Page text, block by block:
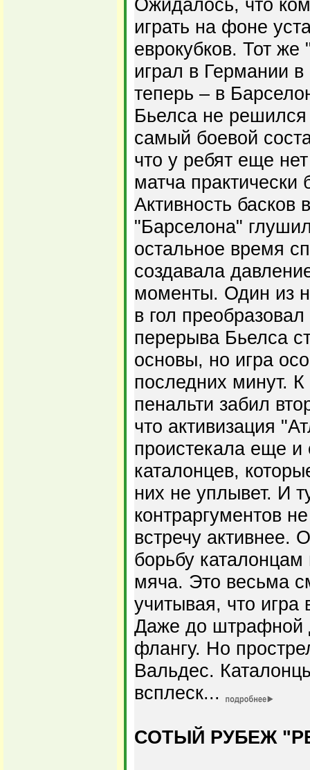
Ожидалось, что
играть на фоне
еврокубков. Тот же
играл в Германии в
теперь – в
Бьелса не решился
самый боевой
что у ребят еще
матча
Активность басков
"Барселона"
остальное время
создавала
моменты. Один из
в гол
перерыва Бьелса
основы, но игра
последних минут.
пенальти забил
что активизация
проистекала еще и
каталонцев,
них не уплывет. И
контраргументов
встречу активнее.
борьбу
мяча. Это весьма
учитывая, что
Даже до штрафной
флангу. Но
Вальдес.
всплеск...
СОТЫЙ РУБЕЖ